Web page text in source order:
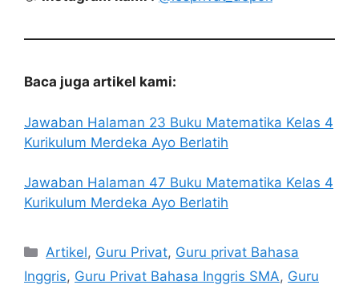
Baca juga artikel kami:
Jawaban Halaman 23 Buku Matematika Kelas 4
Kurikulum Merdeka Ayo Berlatih
Jawaban Halaman 47 Buku Matematika Kelas 4
Kurikulum Merdeka Ayo Berlatih
Categories
Artikel, Guru Privat, Guru privat Bahasa
Inggris, Guru Privat Bahasa Inggris SMA, Guru